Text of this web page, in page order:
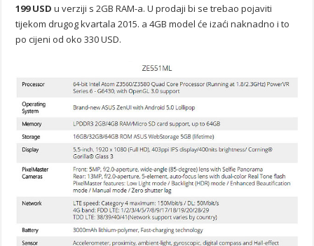
199 USD u verziji s 2GB RAM-a. U prodaji bi se trebao pojaviti
tijekom drugog kvartala 2015. a 4GB model će izaći naknadno i to
po cijeni od oko 330 USD.